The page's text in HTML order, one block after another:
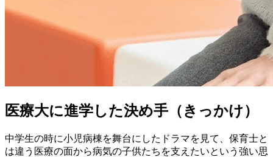
医療大に進学した決め手（きっかけ）
中学生の時に小児病棟を舞台にしたドラマを見て、保育士と
は違う医療の面から病気の子供たちを支えたいという強い思